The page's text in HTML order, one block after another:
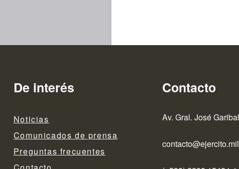
De interés
Noticias
Comunicados de prensa
Preguntas frecuentes
Contacto
Av. Gral. José